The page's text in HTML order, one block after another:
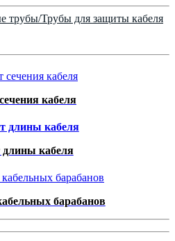
трубы/Трубы для защиты кабеля
кабеля
длины кабеля
барабанов